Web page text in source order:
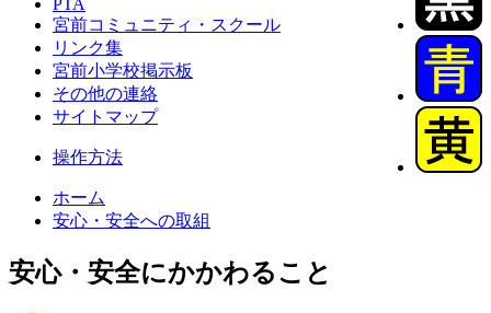
宮前コミュニティ・スクール
リンク集
宮前小学校掲示板
その他の連絡
サイトマップ
操作方法
ホーム
安心・安全への取組
安心・安全にかかわること